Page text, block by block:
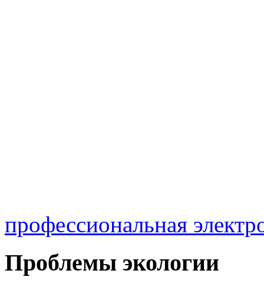
профессиональная
Проблемы экологии